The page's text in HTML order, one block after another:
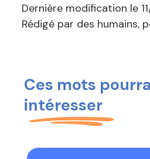
Dernière modification le
Rédigé par des humains,
Ces mots
intéresser